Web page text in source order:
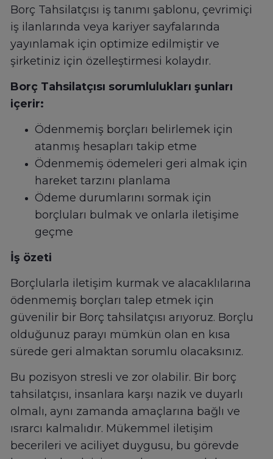
Borç Tahsilatçısı iş tanımı şablonu, çevrimiçi
iş ilanlarında veya kariyer sayfalarında
yayınlamak için optimize edilmiştir ve
şirketiniz için özelleştirmesi kolaydır.
Borç Tahsilatçısı sorumlulukları şunları
içerir:
Ödenmemiş borçları belirlemek için
atanmış hesapları takip etme
Ödenmemiş ödemeleri geri almak için
hareket tarzını planlama
Ödeme durumlarını sormak için
borçluları bulmak ve onlarla iletişime
geçme
İş özeti
Borçlularla iletişim kurmak ve alacaklılarına
ödenmemiş borçları talep etmek için
güvenilir bir Borç tahsilatçısı arıyoruz. Borçlu
olduğunuz parayı mümkün olan en kısa
sürede geri almaktan sorumlu olacaksınız.
Bu pozisyon stresli ve zor olabilir. Bir borç
tahsilatçısı, insanlara karşı nazik ve duyarlı
olmalı, aynı zamanda amaçlarına bağlı ve
ısrarcı kalmalıdır. Mükemmel iletişim
becerileri ve aciliyet duygusu, bu görevde